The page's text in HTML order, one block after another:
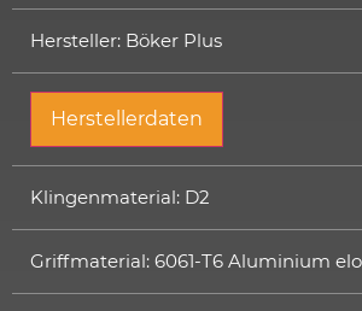
Hersteller: Böker Plus
Herstellerdaten
Klingenmaterial: D2
Griffmaterial: 6061-T6 Aluminium